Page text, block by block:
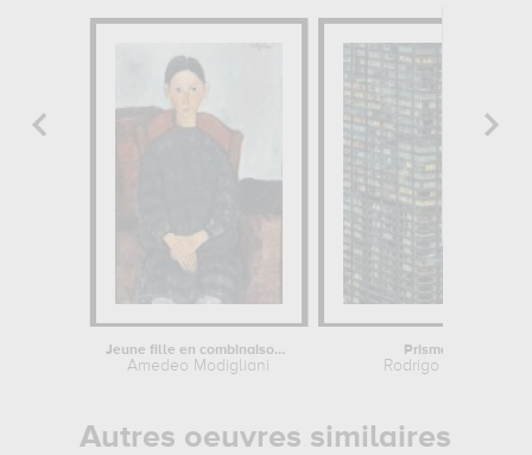
Jeune fille en combinaison noire
Amedeo Modigliani
Prismatic
Rodrigo Marin
Autres oeuvres similaires